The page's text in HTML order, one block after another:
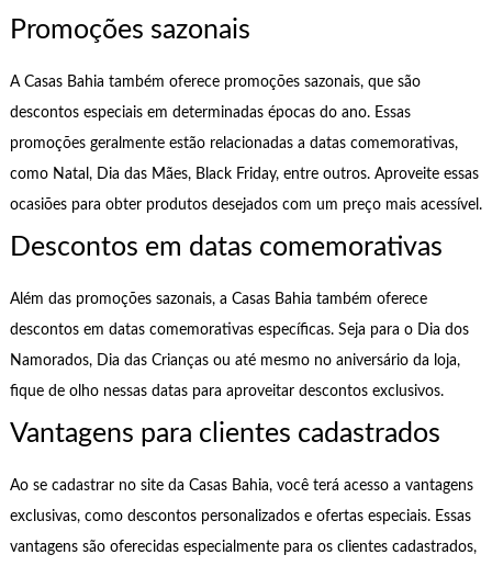
Promoções sazonais
A Casas Bahia também oferece promoções sazonais, que são
descontos especiais em determinadas épocas do ano. Essas
promoções geralmente estão relacionadas a datas comemorativas,
como Natal, Dia das Mães, Black Friday, entre outros. Aproveite essas
ocasiões para obter produtos desejados com um preço mais acessível.
Descontos em datas comemorativas
Além das promoções sazonais, a Casas Bahia também oferece
descontos em datas comemorativas específicas. Seja para o Dia dos
Namorados, Dia das Crianças ou até mesmo no aniversário da loja,
fique de olho nessas datas para aproveitar descontos exclusivos.
Vantagens para clientes cadastrados
Ao se cadastrar no site da Casas Bahia, você terá acesso a vantagens
exclusivas, como descontos personalizados e ofertas especiais. Essas
vantagens são oferecidas especialmente para os clientes cadastrados,